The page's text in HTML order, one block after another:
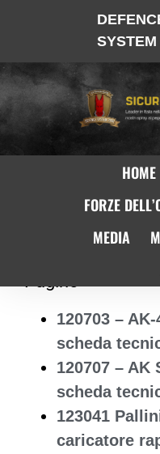
HOME
FORZE
MEDIA
120703 –
scheda
120707 – AK
scheda
123041
caricatore